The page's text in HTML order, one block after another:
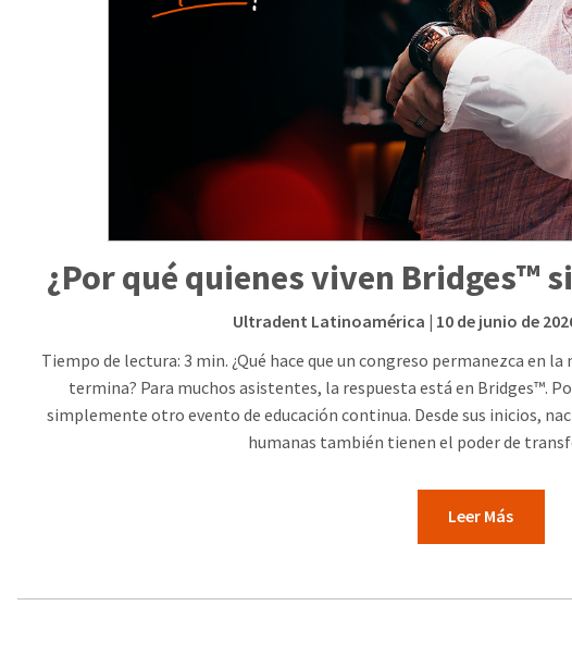
¿Por qué quienes viven Bridges™
Ultradent Latinoamérica | 10 de junio de
Tiempo de lectura: 3 min. ¿Qué hace que un congreso permanezca en
termina? Para muchos asistentes, la respuesta está en Bridges™.
simplemente otro evento de educación continua. Desde sus inicios,
humanas también tienen el poder de
Leer Más